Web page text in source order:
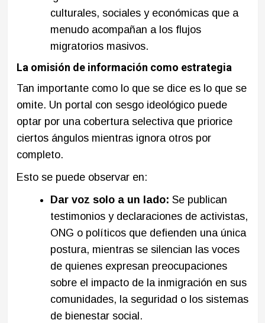
culturales, sociales y económicas que a
menudo acompañan a los flujos
migratorios masivos.
La omisión de información como estrategia
Tan importante como lo que se dice es lo que se
omite. Un portal con sesgo ideológico puede
optar por una cobertura selectiva que priorice
ciertos ángulos mientras ignora otros por
completo.
Esto se puede observar en:
Dar voz solo a un lado: Se publican
testimonios y declaraciones de activistas,
ONG o políticos que defienden una única
postura, mientras se silencian las voces
de quienes expresan preocupaciones
sobre el impacto de la inmigración en sus
comunidades, la seguridad o los sistemas
de bienestar social.